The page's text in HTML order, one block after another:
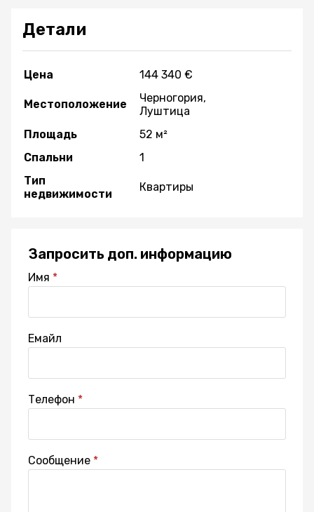
Детали
Цена 144 340 €
Местоположение
Черногория,
Луштица
Площадь
52 м²
Спальни
1
Тип
недвижимости
Квартиры
Запросить доп. информацию
Имя
Емайл
Телефон
Сообщение